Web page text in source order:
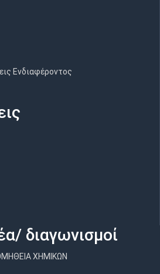
Ενδιαφέροντος
διαγωνισμοί
ΧΗΜΙΚΩΝ